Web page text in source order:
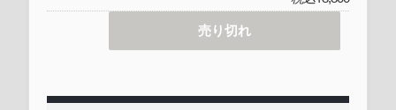
売り切れ